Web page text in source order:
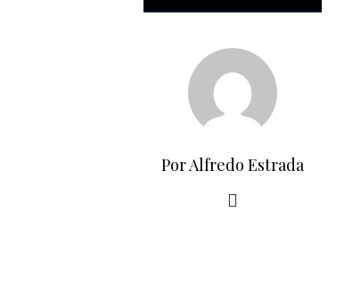
Por Alfredo Estrada